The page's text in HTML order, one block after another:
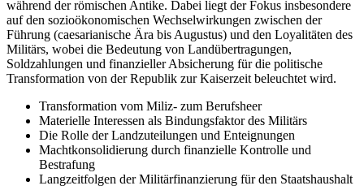
während der römischen Antike. Dabei liegt der Fokus insbesondere
auf den sozioökonomischen Wechselwirkungen zwischen der
Führung (caesarianische Ära bis Augustus) und den Loyalitäten des
Militärs, wobei die Bedeutung von Landübertragungen,
Soldzahlungen und finanzieller Absicherung für die politische
Transformation von der Republik zur Kaiserzeit beleuchtet wird.
Transformation vom Miliz- zum Berufsheer
Materielle Interessen als Bindungsfaktor des Militärs
Die Rolle der Landzuteilungen und Enteignungen
Machtkonsolidierung durch finanzielle Kontrolle und
Bestrafung
Langzeitfolgen der Militärfinanzierung für den Staatshaushalt